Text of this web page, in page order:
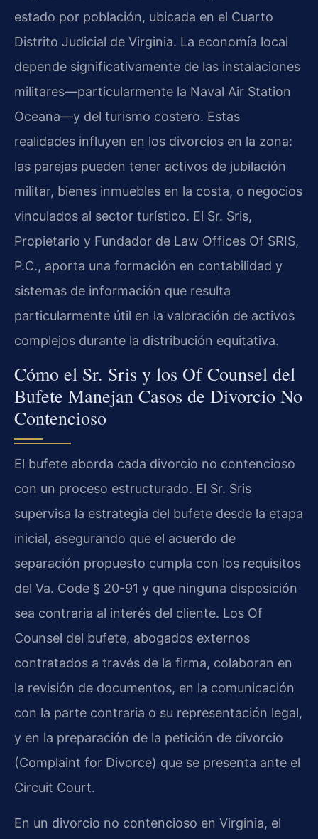
estado por población, ubicada en el Cuarto
Distrito Judicial de Virginia. La economía local
depende significativamente de las instalaciones
militares—particularmente la Naval Air Station
Oceana—y del turismo costero. Estas
realidades influyen en los divorcios en la zona:
las parejas pueden tener activos de jubilación
militar, bienes inmuebles en la costa, o negocios
vinculados al sector turístico. El Sr. Sris,
Propietario y Fundador de Law Offices Of SRIS,
P.C., aporta una formación en contabilidad y
sistemas de información que resulta
particularmente útil en la valoración de activos
complejos durante la distribución equitativa.
Cómo el Sr. Sris y los Of Counsel del
Bufete Manejan Casos de Divorcio No
Contencioso
El bufete aborda cada divorcio no contencioso
con un proceso estructurado. El Sr. Sris
supervisa la estrategia del bufete desde la etapa
inicial, asegurando que el acuerdo de
separación propuesto cumpla con los requisitos
del Va. Code § 20-91 y que ninguna disposición
sea contraria al interés del cliente. Los Of
Counsel del bufete, abogados externos
contratados a través de la firma, colaboran en
la revisión de documentos, en la comunicación
con la parte contraria o su representación legal,
y en la preparación de la petición de divorcio
(Complaint for Divorce) que se presenta ante el
Circuit Court.
En un divorcio no contencioso en Virginia, el